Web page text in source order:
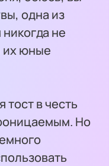
одна из
не
их юные
в честь
Но